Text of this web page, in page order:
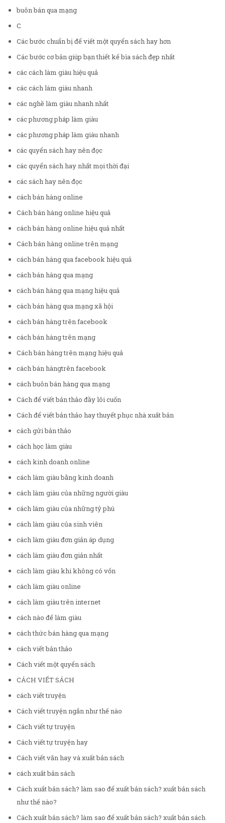
buôn bán qua mạng
C
Các bước chuẩn bị để viết một quyển sách hay hơn
Các bước cơ bản giúp bạn thiết kế bìa sách đẹp nhất
các cách làm giàu hiệu quả
các cách làm giàu nhanh
các nghề làm giàu nhanh nhất
các phương pháp làm giàu
các phương pháp làm giàu nhanh
các quyển sách hay nên đọc
các quyển sách hay nhất mọi thời đại
các sách hay nên đọc
cách bán hàng online
Cách bán hàng online hiệu quả
cách bán hàng online hiệu quả nhất
Cách bán hàng online trên mạng
cách bán hàng qua facebook hiệu quả
cách bán hàng qua mạng
cách bán hàng qua mạng hiệu quả
cách bán hàng qua mạng xã hội
cách bán hàng trên facebook
cách bán hàng trên mạng
Cách bán hàng trên mạng hiệu quả
cách bán hàngtrên facebook
cách buôn bán hàng qua mạng
Cách để viết bản thảo đầy lôi cuốn
Cách để viết bản thảo hay thuyết phục nhà xuất bản
cách gửi bản thảo
cách học làm giàu
cách kinh doanh online
cách làm giàu bằng kinh doanh
cách làm giàu của những người giàu
cách làm giàu của những tỷ phú
cách làm giàu của sinh viên
cách làm giàu đơn giản áp dụng
cách làm giàu đơn giản nhất
cách làm giàu khi không có vốn
cách làm giàu online
cách làm giàu trên internet
cách nào để làm giàu
cách thức bán hàng qua mạng
cách viết bản thảo
Cách viết một quyển sách
CÁCH VIẾT SÁCH
cách viết truyện
Cách viết truyện ngắn như thế nào
Cách viết tự truyện
Cách viết tự truyện hay
Cách viết văn hay và xuất bản sách
cách xuất bản sách
Cách xuất bản sách? làm sao để xuất bản sách? xuất bản sách
như thế nào?
Cách xuất bản sách? làm sao để xuất bản sách? xuất bản sách